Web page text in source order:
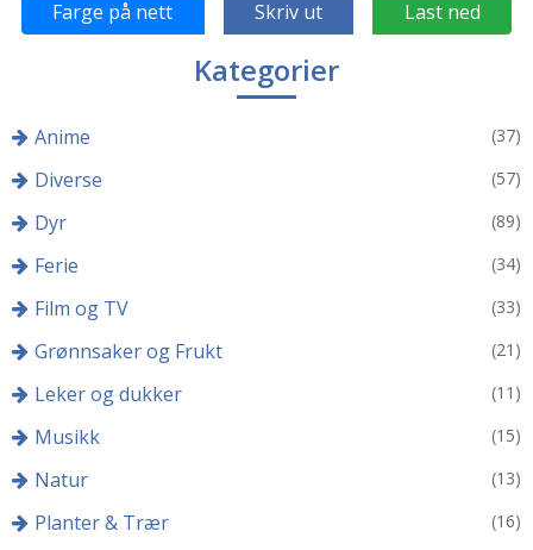
Farge på nett Skriv ut Last ned
Kategorier
Anime (37)
Diverse (57)
Dyr (89)
Ferie (34)
Film og TV (33)
Grønnsaker og Frukt (21)
Leker og dukker (11)
Musikk (15)
Natur (13)
Planter & Trær (16)